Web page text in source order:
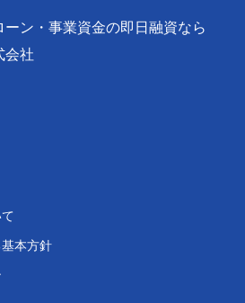
ン・事業資金の即日融資なら
会社
本方針